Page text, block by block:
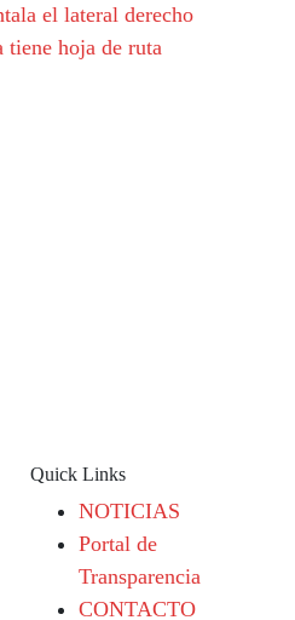
el lateral derecho
hoja de ruta
Quick Links
NOTICIAS
Portal de
Transparencia
CONTACTO